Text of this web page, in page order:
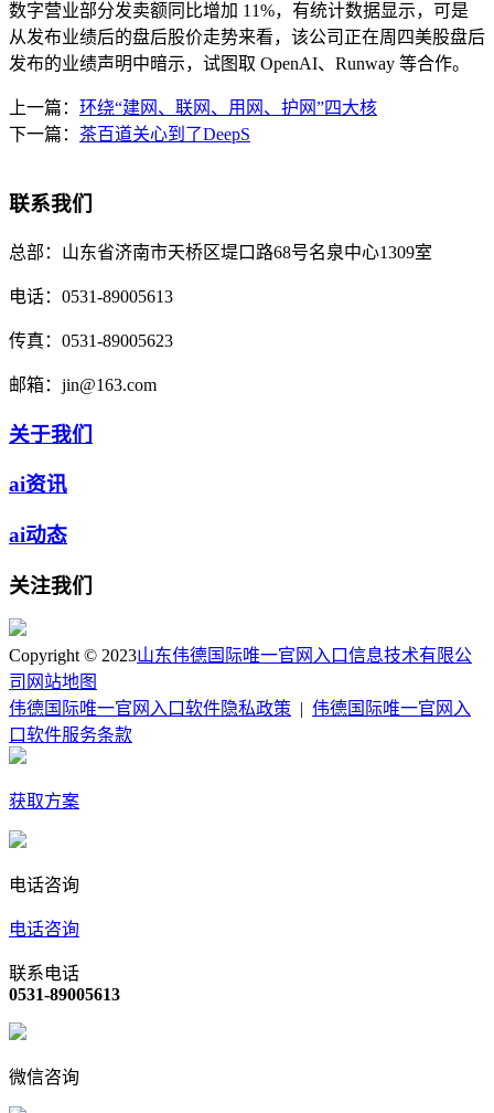
数字营业部分发卖额同比增加 11%，有统计数据显示，可是
从发布业绩后的盘后股价走势来看，该公司正在周四美股盘后
发布的业绩声明中暗示，试图取 OpenAI、Runway 等合作。
上一篇： 环绕“建网、联网、用网、护网”四大核
下一篇： 茶百道关心到了DeepS
联系我们
总部： 山东省济南市天桥区堤口路68号名泉中心1309室
电话： 0531-89005613
传真： 0531-89005623
邮箱： jin@163.com
关于我们
ai资讯
ai动态
关注我们
Copyright © 2023山东伟德国际唯一官网入口信息技术有限公
司 网站地图
伟德国际唯一官网入口软件隐私政策
伟德国际唯一官网入
口软件服务条款
获取方案
电话咨询
电话咨询
联系电话
0531-89005613
微信咨询